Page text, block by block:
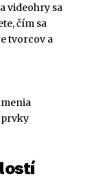
videohry sa
čím sa
tvorcov a
prvky